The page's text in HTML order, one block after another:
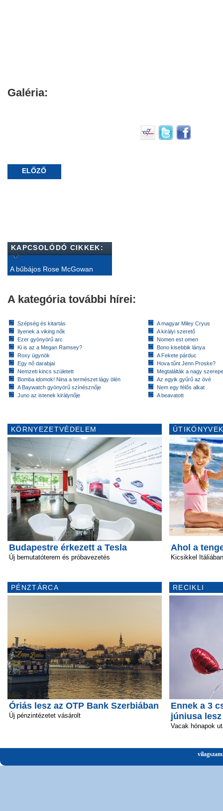
Galéria:
ELŐZŐ
KAPCSOLÓDÓ CIKKEK:
A bűbájos Rose McGowan
A kategória további hírei:
Szépség és kitartás
Ilyenek a viking nők
Ezer gyönyörű arc
Ki is az a Megan Ramsey?
Roxy ügynök
Egy nő darabjai
Nemzeti kincs született
Bomba idomok! Nina a természet lágy ölén
A Baywatch gyönyörű színésznője
Juno az istenek királynője
A magyar Miley Cryus
A királyi szerető
Nomen est omen
Bono kisebbik lánya
A Fekete párduc
Hova tűnt Jenn Proske?
Megtalálták a nagy
Az egyik gyűrű az övé
Nem egy félős alkat
A beavatott
KÖRNYEZETVÉDELEM
Budapestre érkezett a Tesla
Új bemutatóterem és próbavezetés
PÉNZTÁRCA
Óriás lesz az OTP Bank Szerbiában
Új pénzintézetet vásárolt
Ahol a
Kicsikkel Itáliában
RECIKLI
Ennek a 3
júniusa lesz
Vacak hónapok